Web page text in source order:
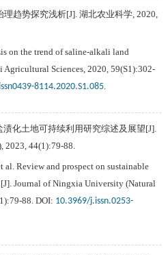
理趋势探究浅析[J]. 湖北农业科学, 2020,
on the trend of saline-alkali land
Agricultural Sciences, 2020, 59(S1):302-
8114.2020.S1.085.
渍化土地可持续利用研究综述及展望[J].
, 2023, 44(1):79-88.
al. Review and prospect on sustainable
Journal of Ningxia University (Natural
88. DOI: 10.3969/j.issn.0253-